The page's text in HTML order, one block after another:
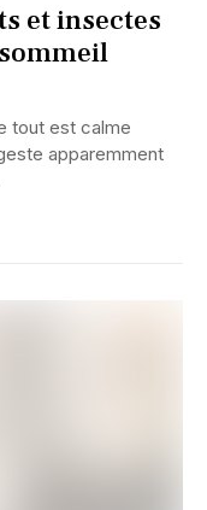
et insectes
tout est calme
apparemment